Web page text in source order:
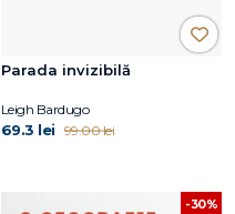
Parada invizibilă
Leigh Bardugo
69.3 lei 99.00 lei
-30%